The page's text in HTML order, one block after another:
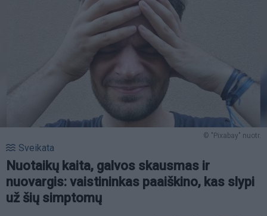
© "Pixabay" nuotr.
Sveikata
Nuotaikų kaita, galvos skausmas ir
nuovargis: vaistininkas paaiškino, kas slypi
už šių simptomų